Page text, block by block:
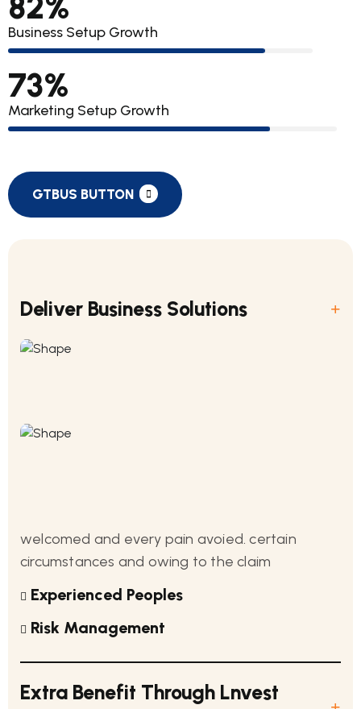
Business Setup Growth
82%
Marketing Setup Growth
GTBUS BUTTON
Deliver Business Solutions
welcomed and every pain avoied. certain
circumstances and owing to the claim
Experienced Peoples
Risk Management
Extra Benefit Through Lnvest